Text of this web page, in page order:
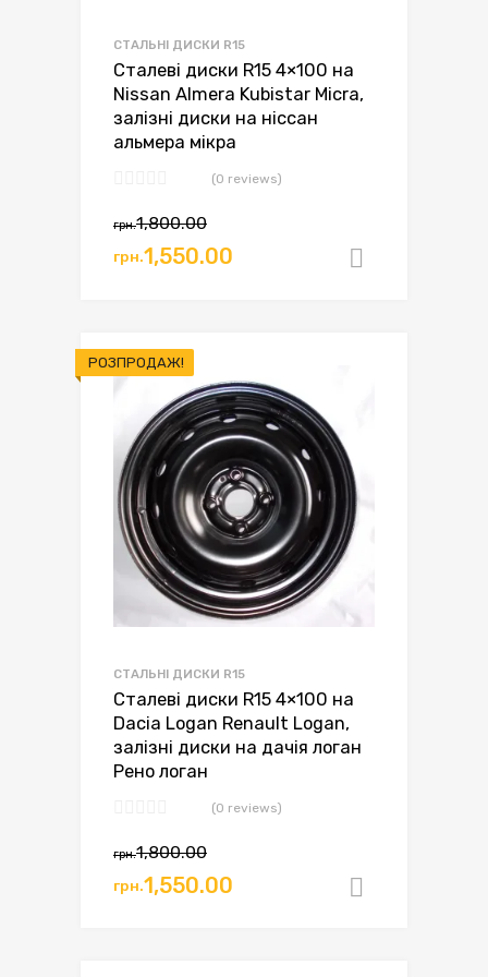
СТАЛЬНІ ДИСКИ R15
Сталеві диски R15 4×100 на
Nissan Almera Kubistar Micra,
залізні диски на ніссан
альмера мікра
(0 reviews)
грн.1,800.00Оригінальна
ціна:
грн.1,550.00
Поточна
ціна:
РОЗПРОДАЖ!
СТАЛЬНІ ДИСКИ R15
Сталеві диски R15 4×100 на
Dacia Logan Renault Logan,
залізні диски на дачія логан
Рено логан
(0 reviews)
грн.1,800.00Оригінальна
ціна:
грн.1,550.00
Поточна
ціна: